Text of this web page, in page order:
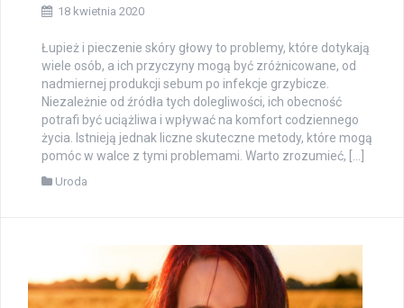
18 kwietnia 2020
Łupież i pieczenie skóry głowy to problemy, które dotykają
wiele osób, a ich przyczyny mogą być zróżnicowane, od
nadmiernej produkcji sebum po infekcje grzybicze.
Niezależnie od źródła tych dolegliwości, ich obecność
potrafi być uciążliwa i wpływać na komfort codziennego
życia. Istnieją jednak liczne skuteczne metody, które mogą
pomóc w walce z tymi problemami. Warto zrozumieć, […]
Uroda